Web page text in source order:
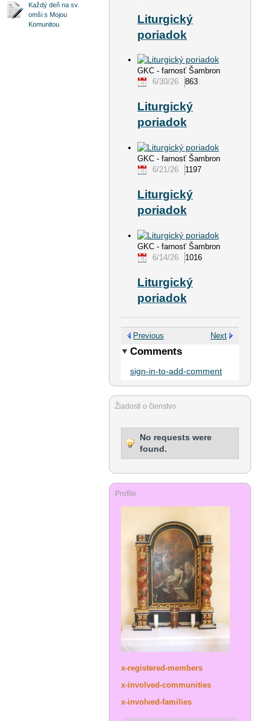
Liturgický
poriadok
GKC - farnosť Šambron
6/30/26
863
Liturgický
poriadok
GKC - farnosť Šambron
6/21/26
1197
Liturgický
poriadok
GKC - farnosť Šambron
6/14/26
1016
Liturgický
poriadok
Previous Next
Comments
sign-in-to-add-comment
Žiadosti o členstvo
No requests were
found.
Profile
x-registered-members
x-involved-communities
x-involved-families
Každý deň na sv.
omši s Mojou
Komunitou